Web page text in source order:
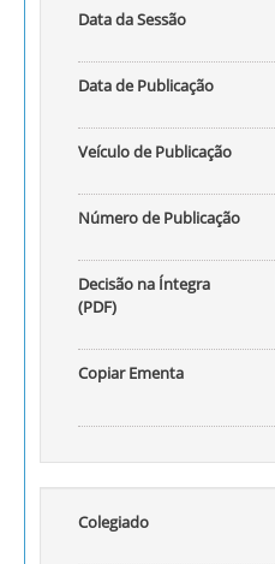
Data da Sessão
Data de Publicação
Veículo de Publicação
Número de Publicação
Decisão na Íntegra
(PDF)
Copiar Ementa
Colegiado